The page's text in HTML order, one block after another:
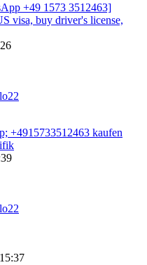
+49 1573 3512463]
visa, buy driver's license,
+4915733512463 kaufen